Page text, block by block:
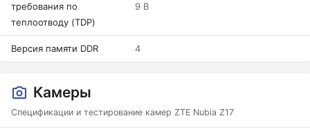
требования по
теплоотводу (TDP)
9 В
Версия памяти DDR 4
Камеры
Спецификации и тестирование камер ZTE Nubia Z17